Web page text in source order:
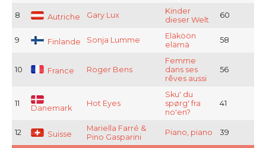
8 Autriche Gary Lux
Kinder
dieser Welt
60
9 Finlande Sonja Lumme
Eläköön
elämä
58
10 France Roger Bens
Femme
dans ses
rêves aussi
56
11
Danemark
Hot Eyes
Sku' du
spørg' fra
no'en?
41
12 Suisse
Mariella Farré &
Pino Gasparini
Piano, piano 39